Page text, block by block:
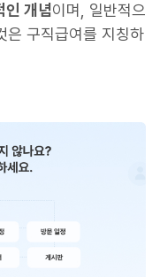
인 개념이며, 일반적으
은 구직급여를 지칭하